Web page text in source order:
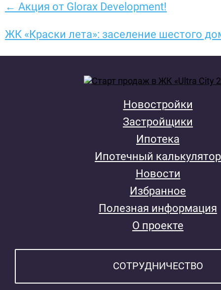
← Акция от Glorax Development!
ЖК «Краски лета»: заселение шестого
Новостройки
Застройщики
Ипотека
Ипотечный калькулятор
Новости
Избранное
Полезная информация
О проекте
СОТРУДНИЧЕСТВО